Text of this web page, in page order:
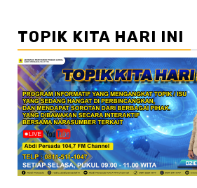
TOPIK KITA HARI INI